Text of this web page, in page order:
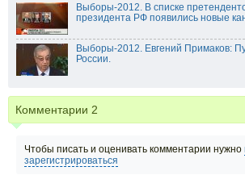
Выборы-2012. В списке
президента РФ появились новые
Выборы-2012. Евгений Примаков:
России.
Комментарии 2
Чтобы писать и оценивать комментарии нужно
зарегистрироваться